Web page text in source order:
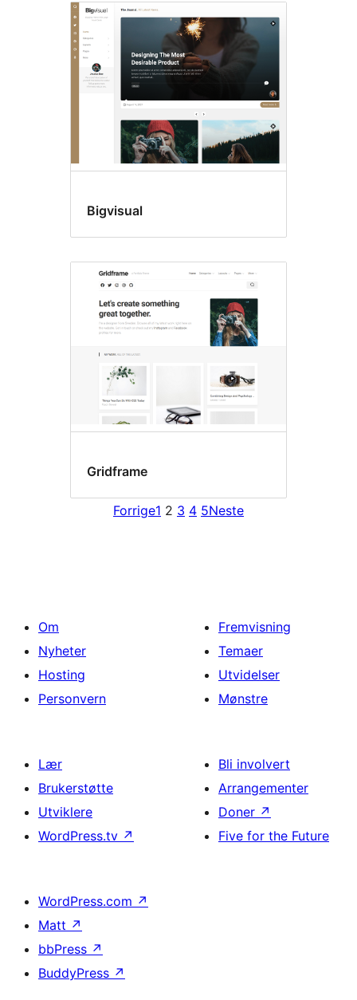
Bigvisual
Gridframe
Forrige1 2 3 4 5Neste
Om
Nyheter
Hosting
Personvern
Fremvisning
Temaer
Utvidelser
Mønstre
Lær
Brukerstøtte
Utviklere
WordPress.tv ↗
Bli involvert
Arrangementer
Doner ↗
Five for the Future
WordPress.com ↗
Matt ↗
bbPress ↗
BuddyPress ↗